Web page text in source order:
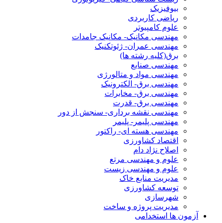
بیوفیزیک
ریاضی کاربردی
علوم کامپیوتر
مهندسی مکانیک- مکانیک جامدات
مهندسی عمران- ژئوتکنیک
برق(کلیه رشته ها)
مهندسی صنایع
مهندسی مواد و متالورژی
مهندسی برق- الکترونیک
مهندسی برق- مخابرات
مهندسی برق- قدرت
مهندسی نقشه برداری- سنجش از دور
مهندسی پلیمر- پلیمر
مهندسی هسته ای- راکتور
اقتصاد کشاورزی
اصلاح نژاد دام
علوم و مهندسی مرتع
علوم و مهندسی زیست
مدیریت منابع خاک
توسعه کشاورزی
شهرسازی
مدیریت پروژه و ساخت
آزمون ها استخدامی